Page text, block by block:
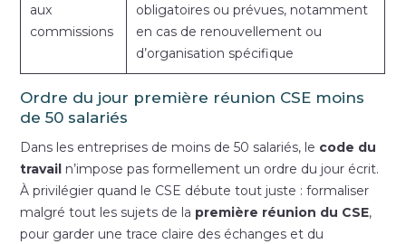
aux
commissions
obligatoires ou prévues, notamment
en cas de renouvellement ou
d’organisation spécifique
Ordre du jour première réunion CSE moins
de 50 salariés
Dans les entreprises de moins de 50 salariés, le code du
travail n’impose pas formellement un ordre du jour écrit.
À privilégier quand le CSE débute tout juste : formaliser
malgré tout les sujets de la première réunion du CSE,
pour garder une trace claire des échanges et du